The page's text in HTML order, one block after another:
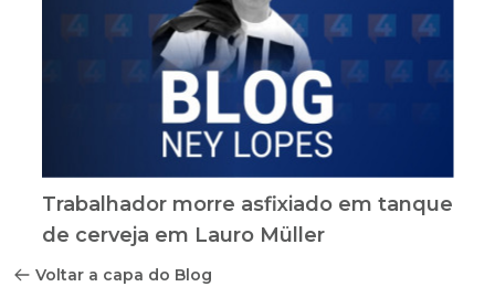
Trabalhador morre asfixiado em tanque
de cerveja em Lauro Müller
Voltar a capa do Blog